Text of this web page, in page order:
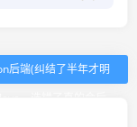
后端(纠结了半年才明